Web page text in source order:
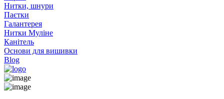
Нитки, шнури
Паєтки
Галантерея
Нитки Муліне
Канітель
Основи для вишивки
Blog